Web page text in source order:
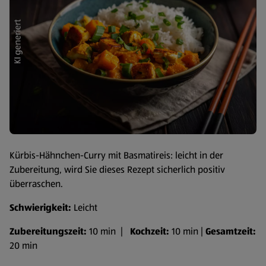
Kürbis-Hähnchen-Curry mit Basmatireis: leicht in der
Zubereitung, wird Sie dieses Rezept sicherlich positiv
überraschen.
Schwierigkeit: Leicht
Zubereitungszeit: 10 min | Kochzeit: 10 min | Gesamtzeit:
20 min